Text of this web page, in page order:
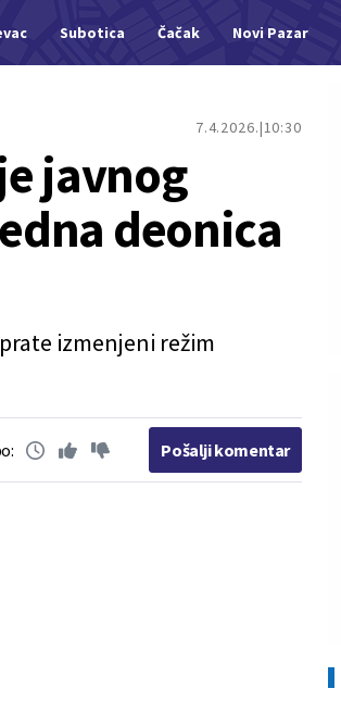
Subotica Čačak Novi Pazar
7.4.2026. 10:30
javnog
deonica
izmenjeni režim
Pošalji komentar